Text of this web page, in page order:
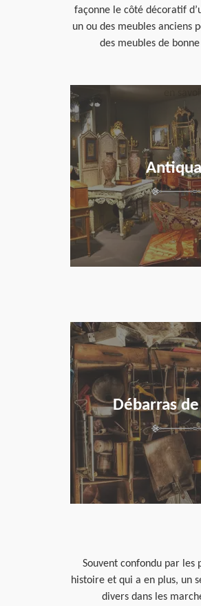
façonne le côté décoratif
un ou des meubles anciens
des meubles de
Débarras
en
Souvent confondu par les
histoire et qui a en plus, un
divers dans les